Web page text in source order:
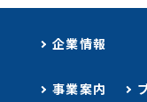
企業情報
事業案内